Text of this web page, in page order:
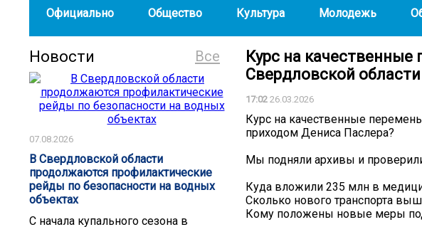
Официально Общество Культура Молодежь
Все
Новости
07.08.2026
В Свердловской области
продолжаются профилактические
рейды по безопасности на водных
объектах
С начала купального сезона в
Курс на
Свердловской
17:02 26.03.2026
Курс на качественные
приходом Дениса Паслера?
Мы подняли архивы и
Куда вложили 235 млн в
Сколько нового транспорта
Кому положены новые меры